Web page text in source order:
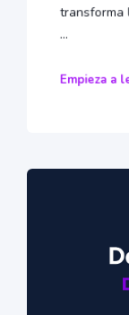
transforma
...
Empieza a